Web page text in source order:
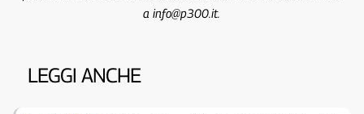
a info@p300.it.
LEGGI ANCHE